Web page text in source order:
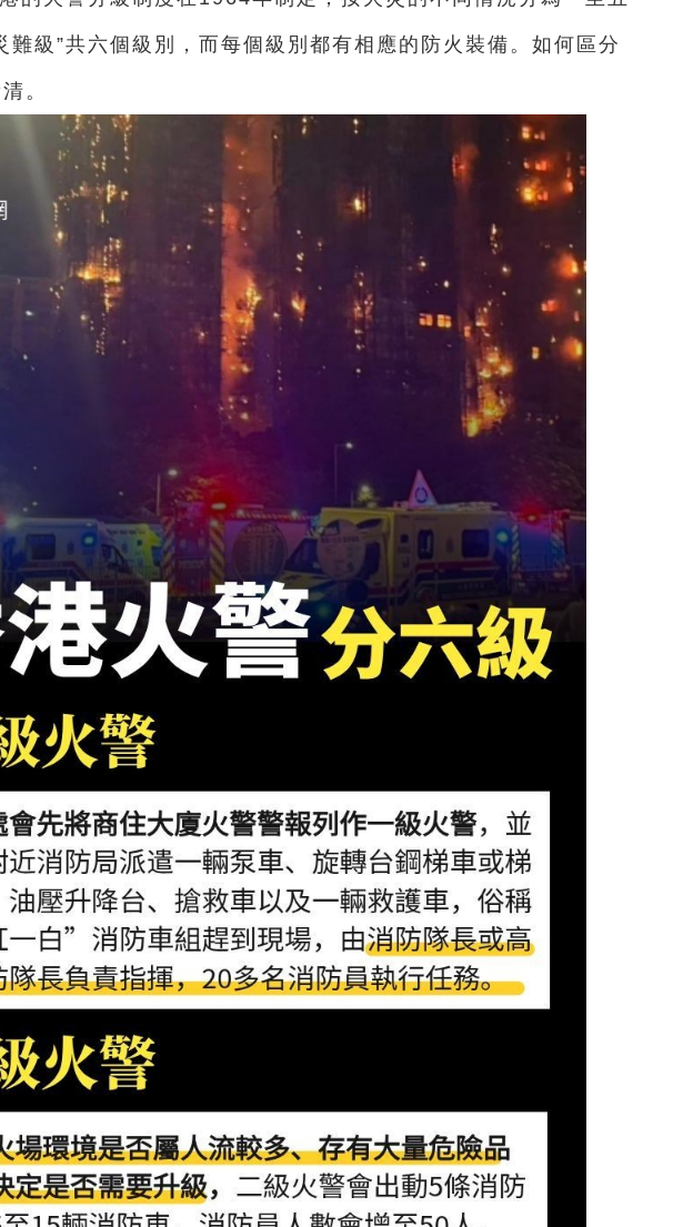
難級”共六個級別，而每個級別都有相應的防火裝備。如何區分
。